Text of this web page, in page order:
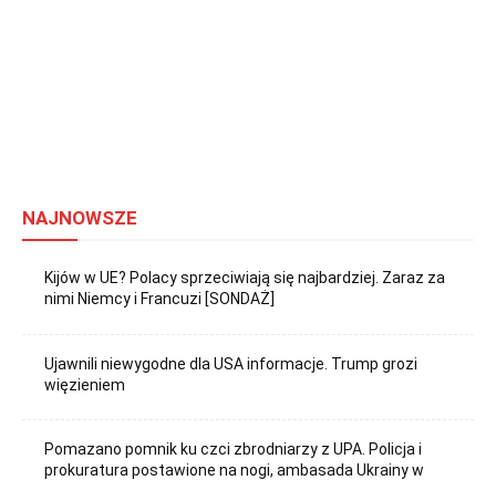
NAJNOWSZE
Kijów w UE? Polacy sprzeciwiają się najbardziej. Zaraz za
nimi Niemcy i Francuzi [SONDAŻ]
Ujawnili niewygodne dla USA informacje. Trump grozi
więzieniem
Pomazano pomnik ku czci zbrodniarzy z UPA. Policja i
prokuratura postawione na nogi, ambasada Ukrainy w